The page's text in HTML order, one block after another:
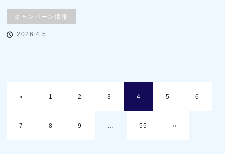
キャンペーン情報
2026.4.5
« 1 2 3 4 5 6
7 8 9 … 55 »